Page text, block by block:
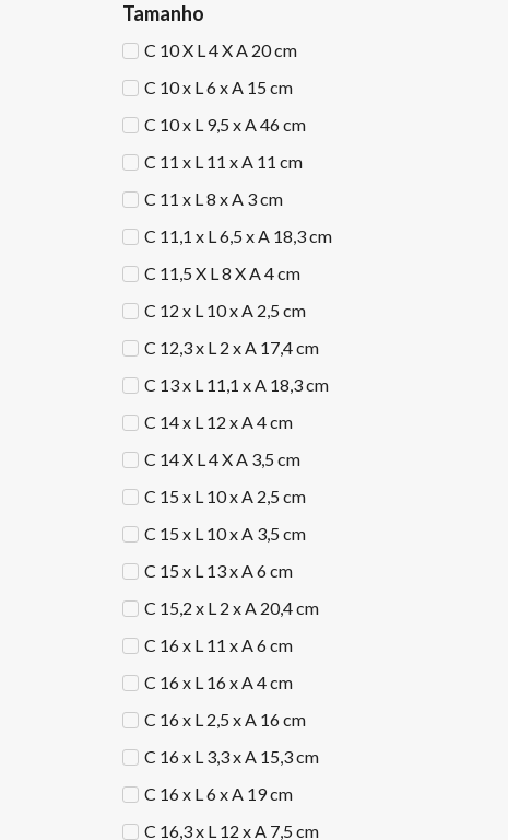
Tamanho
C 10 X L 4 X A 20 cm
C 10 x L 6 x A 15 cm
C 10 x L 9,5 x A 46 cm
C 11 x L 11 x A 11 cm
C 11 x L 8 x A 3 cm
C 11,1 x L 6,5 x A 18,3 cm
C 11,5 X L 8 X A 4 cm
C 12 x L 10 x A 2,5 cm
C 12,3 x L 2 x A 17,4 cm
C 13 x L 11,1 x A 18,3 cm
C 14 x L 12 x A 4 cm
C 14 X L 4 X A 3,5 cm
C 15 x L 10 x A 2,5 cm
C 15 x L 10 x A 3,5 cm
C 15 x L 13 x A 6 cm
C 15,2 x L 2 x A 20,4 cm
C 16 x L 11 x A 6 cm
C 16 x L 16 x A 4 cm
C 16 x L 2,5 x A 16 cm
C 16 x L 3,3 x A 15,3 cm
C 16 x L 6 x A 19 cm
C 16,3 x L 12 x A 7,5 cm